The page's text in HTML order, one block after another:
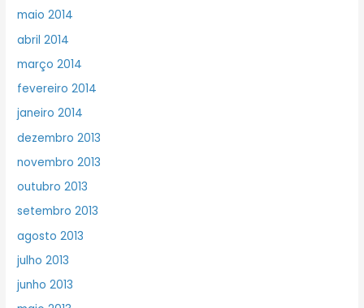
maio 2014
abril 2014
março 2014
fevereiro 2014
janeiro 2014
dezembro 2013
novembro 2013
outubro 2013
setembro 2013
agosto 2013
julho 2013
junho 2013